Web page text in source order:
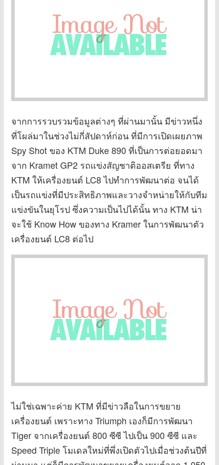
จากการรวบรวมข้อมูลต่างๆ ที่ผ่านมานั้น มีข่าวหนึ่ง
ที่โผล่มาในช่วงไม่กี่สัปดาห์ก่อน ที่มีการเปิดเผยภาพ
Spy Shot ของ KTM Duke 890 ที่เป็นการต่อยอดมา
จาก Kramet GP2 รถแข่งสัญชาติออสเตรีย ที่ทาง
KTM ให้เครื่องยนต์ LC8 ไปทำการพัฒนาต่อ จนได้
เป็นรถแข่งที่มีประสิทธิภาพและวางจำหน่ายให้กับทีม
แข่งขันในยุโรป ซึ่งความเป็นไปได้นั้น ทาง KTM น่า
จะใช้ Know How ของทาง Kramer ในการพัฒนาตัว
เครื่องยนต์ LC8 ต่อไป
ไม่ใช่เฉพาะค่าย KTM ที่มีข่าวลือในการขยาย
เครื่องยนต์ เพราะทาง Triumph เองก็มีการพัฒนา
Tiger จากเครื่องยนต์ 800 ซีซี ไปเป็น 900 ซีซี และ
Speed Triple โมเดลใหม่ที่พึ่งเปิดตัวไปเมื่อช่วงต้นปีที่